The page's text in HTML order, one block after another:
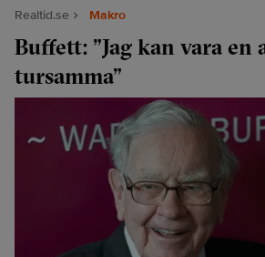
Realtid.se Makro
Buffett: ”Jag kan vara en
tursamma”